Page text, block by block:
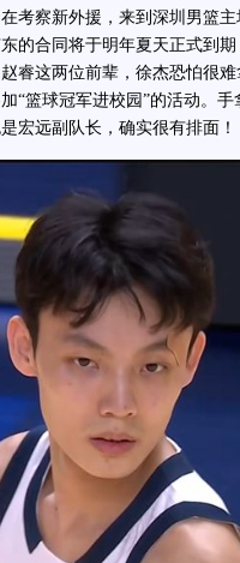
考察新外援，来到深圳男篮
的合同将于明年夏天正式到
睿这两位前辈，徐杰恐怕很
“篮球冠军进校园”的活动。
宏远副队长，确实很有排面！